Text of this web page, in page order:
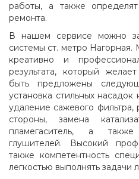
работы, а также
ремонта.
В нашем сервисе можно
системы ст. метро
креативно и
результата, который
быть предложены
установка стильных
удаление сажевого фильтра,
стороны, замена
пламегаситель, а
глушителей. Высокий
также компетентность
легкостью выполнять задачи